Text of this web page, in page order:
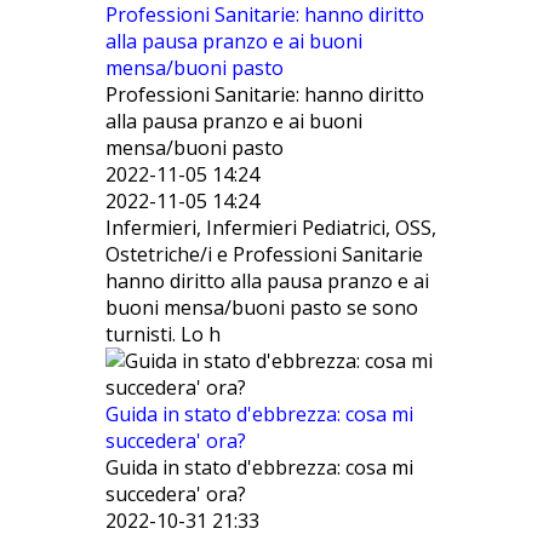
Professioni Sanitarie: hanno diritto
alla pausa pranzo e ai buoni
mensa/buoni pasto
Professioni Sanitarie: hanno diritto
alla pausa pranzo e ai buoni
mensa/buoni pasto
2022-11-05 14:24
2022-11-05 14:24
Infermieri, Infermieri Pediatrici, OSS,
Ostetriche/i e Professioni Sanitarie
hanno diritto alla pausa pranzo e ai
buoni mensa/buoni pasto se sono
turnisti. Lo h
Guida in stato d'ebbrezza: cosa mi
succedera' ora?
Guida in stato d'ebbrezza: cosa mi
succedera' ora?
2022-10-31 21:33